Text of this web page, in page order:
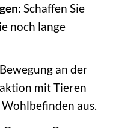
Schaffen Sie
noch lange
Bewegung an der
mit Tieren
aus.